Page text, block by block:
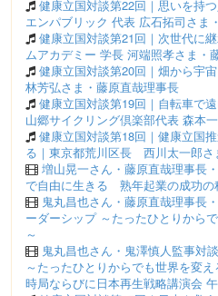
健康立国対談第22回｜思いを持
エンパブリック 代表 広石拓司さま
健康立国対談第21回｜次世代に
ムアカデミー 学長 河端照孝さま・
健康立国対談第20回｜畑から宇
林芳弘さま・藤原直哉理事長
健康立国対談第19回｜自転車で
山郷サイクリング倶楽部代表 森本
健康立国対談第18回｜健康立国
る｜東京都荒川区長 西川太一郎さ
増山晃一さん・藤原直哉理事長
で自由に生きる 熟年起業の成功の
鬼丸昌也さん・藤原直哉理事長
ーダーシップ ～たったひとりから
～
鬼丸昌也さん・鬼澤慎人監事対
～たったひとりからでも世界を変
時局ならびに日本再生戦略講演会